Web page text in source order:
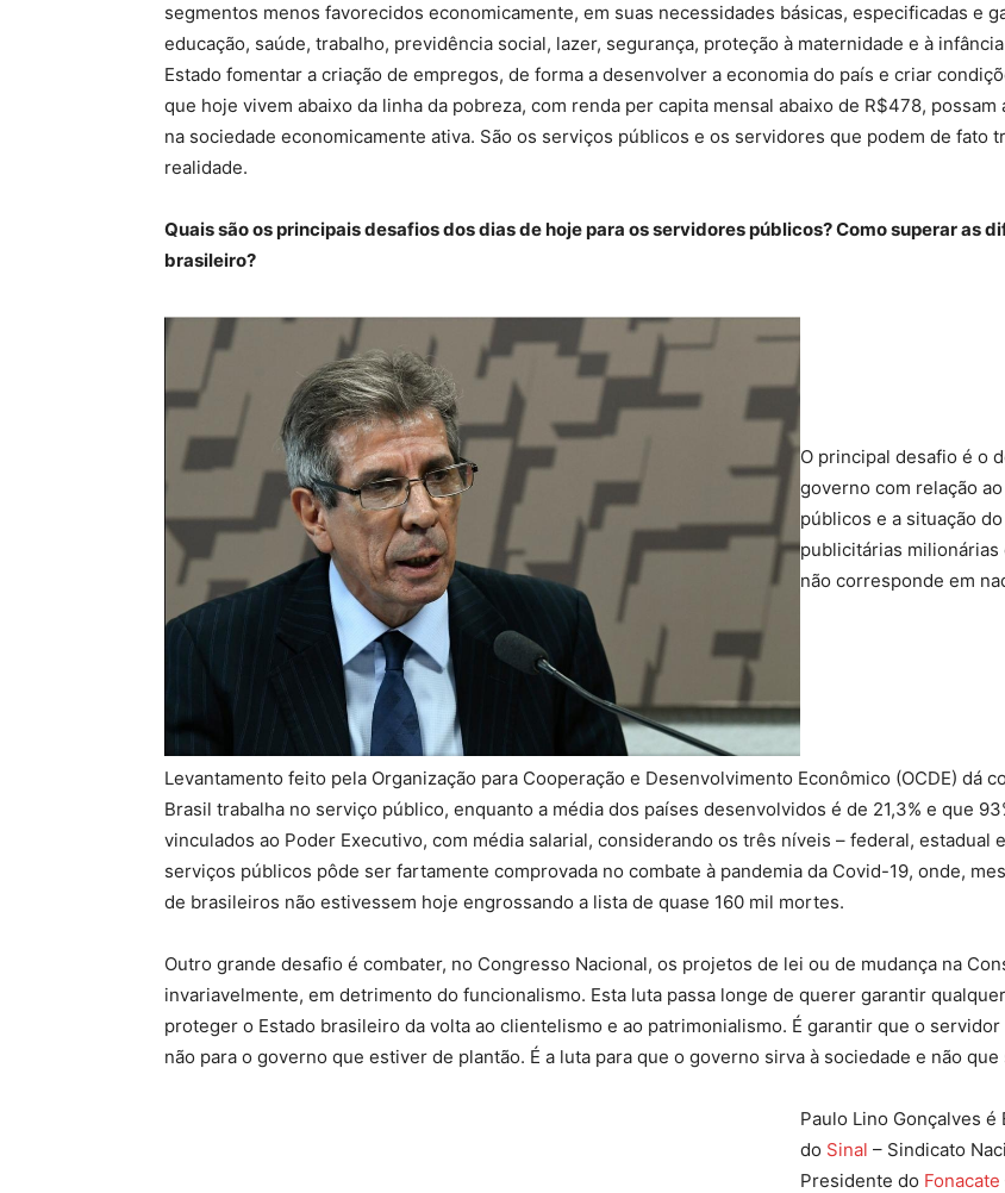
Banco
segmentos menos favorecidos economicamente, em suas necessidades básicas, especificadas e
educação, saúde, trabalho, previdência social, lazer, segurança, proteção à maternidade e à
Estado fomentar a criação de empregos, de forma a desenvolver a economia do país e criar
que hoje vivem abaixo da linha da pobreza, com renda per capita mensal abaixo de R$478,
na sociedade economicamente ativa. São os serviços públicos e os servidores que podem de fato
realidade.
Quais são os principais desafios dos dias de hoje para os servidores públicos? Como superar as
brasileiro?
O principal desafio é o
governo com relação
públicos e a situação
publicitárias milionárias
não corresponde em
Levantamento feito pela Organização para Cooperação e Desenvolvimento Econômico (OCDE) dá
Brasil trabalha no serviço público, enquanto a média dos países desenvolvidos é de 21,3% e que
vinculados ao Poder Executivo, com média salarial, considerando os três níveis – federal, estadual
serviços públicos pôde ser fartamente comprovada no combate à pandemia da Covid-19, onde,
de brasileiros não estivessem hoje engrossando a lista de quase 160 mil mortes.
Outro grande desafio é combater, no Congresso Nacional, os projetos de lei ou de mudança na
invariavelmente, em detrimento do funcionalismo. Esta luta passa longe de querer garantir
proteger o Estado brasileiro da volta ao clientelismo e ao patrimonialismo. É garantir que o
não para o governo que estiver de plantão. É a luta para que o governo sirva à sociedade e não que
Paulo Lino Gonçalves
do Sinal – Sindicato
Presidente do Fonacate